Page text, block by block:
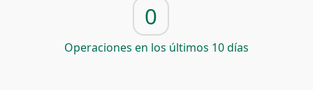
0
Operaciones en los últimos 10 días